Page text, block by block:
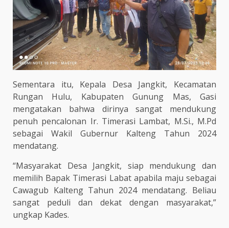
Sementara itu, Kepala Desa Jangkit, Kecamatan
Rungan Hulu, Kabupaten Gunung Mas, Gasi
mengatakan bahwa dirinya sangat mendukung
penuh pencalonan Ir. Timerasi Lambat, M.Si., M.Pd
sebagai Wakil Gubernur Kalteng Tahun 2024
mendatang.
“Masyarakat Desa Jangkit, siap mendukung dan
memilih Bapak Timerasi Labat apabila maju sebagai
Cawagub Kalteng Tahun 2024 mendatang. Beliau
sangat peduli dan dekat dengan masyarakat,”
ungkap Kades.